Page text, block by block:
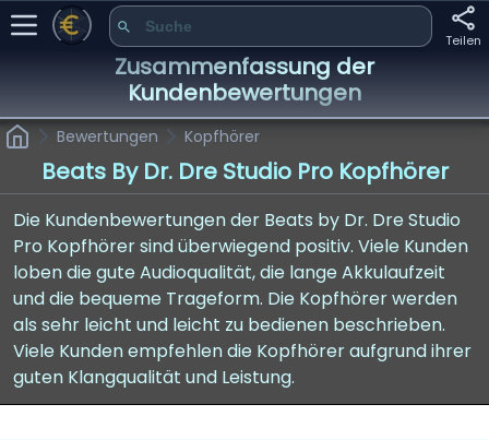
Teilen
Zusammenfassung der
Kundenbewertungen
Bewertungen Kopfhörer
Beats By Dr. Dre Studio Pro Kopfhörer
Die Kundenbewertungen der Beats by Dr. Dre Studio
Pro Kopfhörer sind überwiegend positiv. Viele Kunden
loben die gute Audioqualität, die lange Akkulaufzeit
und die bequeme Trageform. Die Kopfhörer werden
als sehr leicht und leicht zu bedienen beschrieben.
Viele Kunden empfehlen die Kopfhörer aufgrund ihrer
guten Klangqualität und Leistung.